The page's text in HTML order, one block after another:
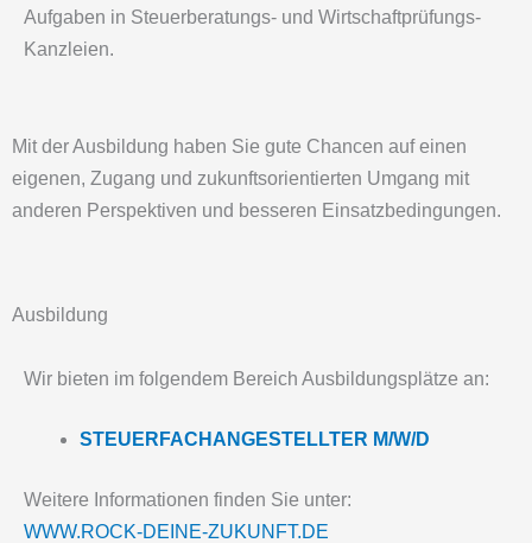
Aufgaben in Steuerberatungs- und Wirtschaftprüfungs-
Kanzleien.
Mit der Ausbildung haben Sie gute Chancen auf einen
eigenen, Zugang und zukunftsorientierten Umgang mit
anderen Perspektiven und besseren Einsatzbedingungen.
Ausbildung
Wir bieten im folgendem Bereich Ausbildungsplätze an:
STEUERFACHANGESTELLTER M/W/D
Weitere Informationen finden Sie unter:
WWW.ROCK-DEINE-ZUKUNFT.DE